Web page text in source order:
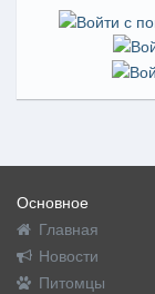
Основное
Главная
Новости
Питомцы